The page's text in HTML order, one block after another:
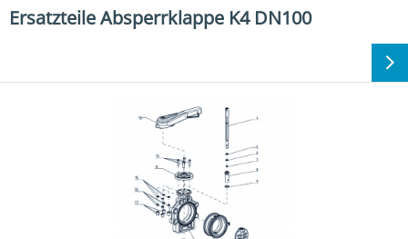
Ersatzteile Absperrklappe K4 DN100